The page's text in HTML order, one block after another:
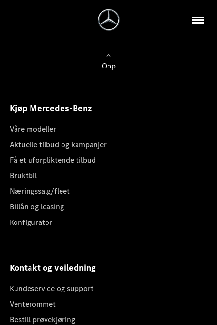
Opp
Kjøp Mercedes-Benz
Våre modeller
Aktuelle tilbud og kampanjer
Få et uforpliktende tilbud
Bruktbil
Næringssalg/fleet
Billån og leasing
Konfigurator
Kontakt og veiledning
Kundeservice og support
Venterommet
Bestill prøvekjøring